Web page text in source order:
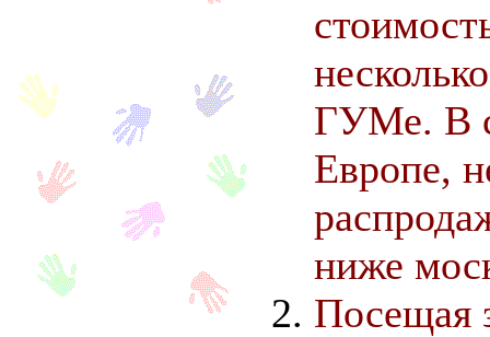
ГУМе. В
Европе,
ниже
Посещая